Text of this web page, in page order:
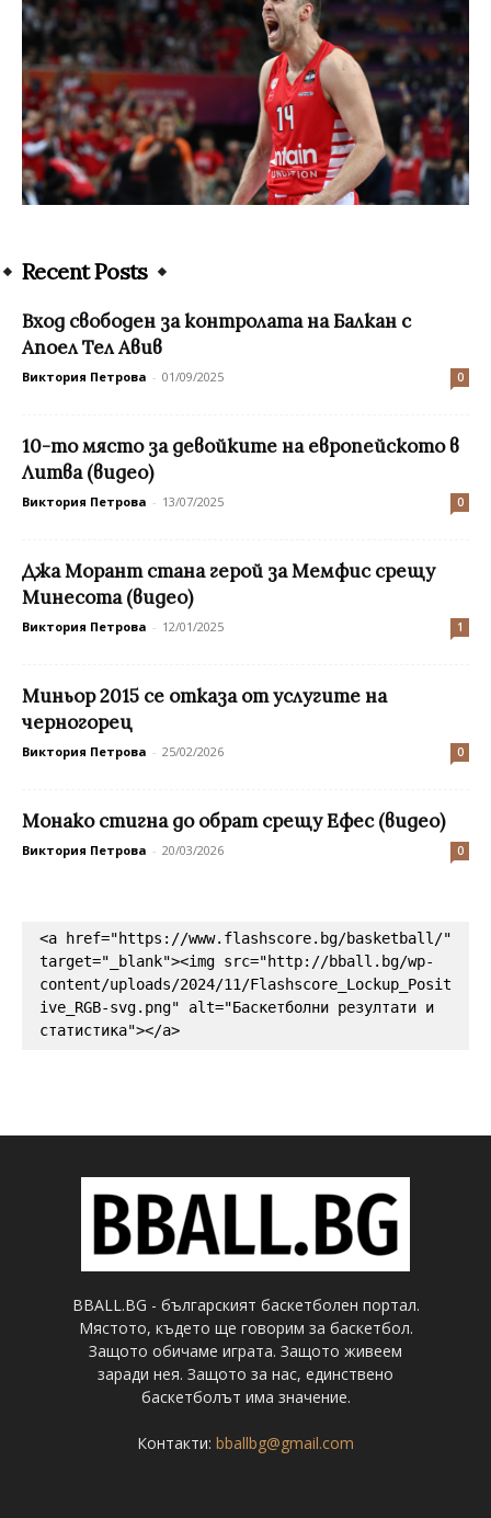
Recent Posts
Вход свободен за контролата на Балкан с
Апоел Тел Авив
Виктория Петрова - 01/09/2025 0
10-то място за девойките на европейското в
Литва (видео)
Виктория Петрова - 13/07/2025 0
Джа Морант стана герой за Мемфис срещу
Минесота (видео)
Виктория Петрова - 12/01/2025 1
Миньор 2015 се отказа от услугите на
черногорец
Виктория Петрова - 25/02/2026 0
Монако стигна до обрат срещу Ефес (видео)
Виктория Петрова - 20/03/2026 0
<a href="https://www.flashscore.bg/basketball/"
target="_blank"><img src="http://bball.bg/wp-
content/uploads/2024/11/Flashscore_Lockup_Posit
ive_RGB-svg.png" alt="Баскетболни резултати и
статистика"></a>
BBALL.BG - българският баскетболен портал.
Мястото, където ще говорим за баскетбол.
Защото обичаме играта. Защото живеем
заради нея. Защото за нас, единствено
баскетболът има значение.
Контакти: bballbg@gmail.com